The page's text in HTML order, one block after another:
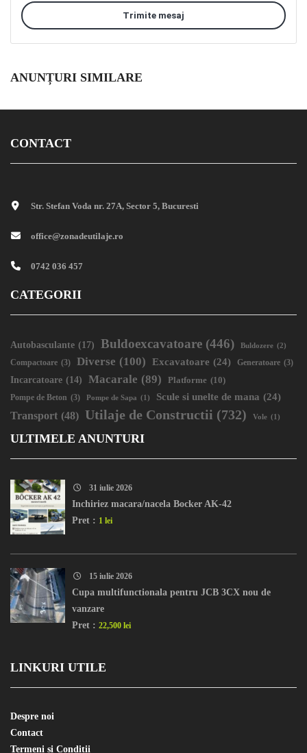
Trimite mesaj
ANUNȚURI SIMILARE
CONTACT
Str. Stefan Voda nr. 27A, Sector 5, Bucuresti
office@zonadeutilaje.ro
0742 036 457
CATEGORII
Autobasculante (17) Buldoexcavatoare (446) Buldozere (2)
Compactoare (3) Diverse (100) Excavatoare (24) Generatoare (3)
Incarcatoare (14) Macarale (89) Platforme (10)
Pompe de Beton (3) Pompe de Sapa (1) Scule si unelte de mana (24)
Transport (48) Utilaje de Constructii (732) Vole (1)
ULTIMELE ANUNTURI
31 iulie 2026
Inchiriez macara/nacela Bocker AK-42
Pret : 1 lei
15 iulie 2026
Cupa multifunctionala pentru JCB 3CX nou de
vanzare
Pret : 22,500 lei
LINKURI UTILE
Despre noi
Contact
Termeni si Conditii